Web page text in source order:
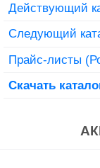
Действующий
Следующий
Прайс-листы
Скачать